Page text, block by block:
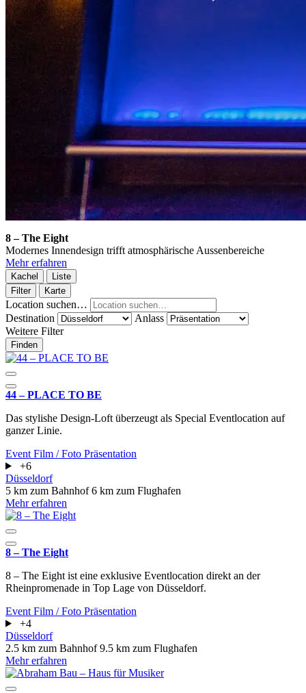
8 – The Eight
Modernes Innendesign trifft atmosphärische Aussenbereiche
Mehr erfahren
Kachel
Liste
Filter
Karte
Location suchen…
Destination
Anlass
Weitere Filter
Finden
44 – PLACE TO BE
Das stylishe Design-Loft überzeugt als Special Eventlocation auf
ganzer Linie.
Event Film / Foto Präsentation
+6
Düsseldorf
5 km zum Bahnhof6 km zum Flughafen
Mehr erfahren
8 – The Eight
8 – The Eight ist eine exklusive Eventlocation direkt an der
Rheinpromenade in Top Lage von Düsseldorf.
Event Film / Foto Präsentation
+4
Düsseldorf
2.5 km zum Bahnhof9.5 km zum Flughafen
Mehr erfahren